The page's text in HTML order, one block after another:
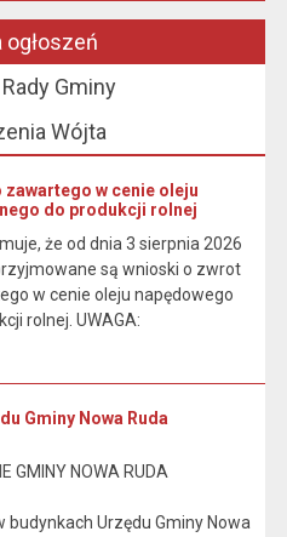
ogłoszeń
Gminy
Wójta
w cenie oleju
do produkcji rolnej
że od dnia 3 sierpnia 2026
są wnioski o zwrot
w cenie oleju napędowego
rolnej. UWAGA:
Gminy Nowa Ruda
GMINY NOWA RUDA
Urzędu Gminy Nowa